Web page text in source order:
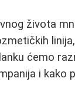
života
ćemo
i kako